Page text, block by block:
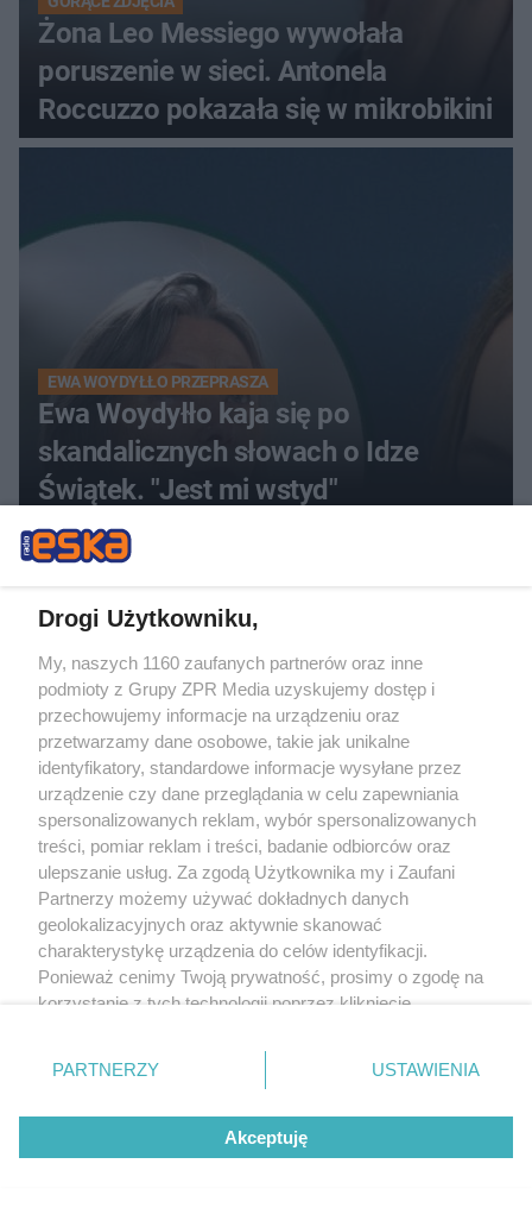
Żona Leo Messiego wywołała
poruszenie w sieci. Antonela
Roccuzzo pokazała się w mikrobikini
EWA WOYDYŁŁO PRZEPRASZA
Ewa Woydyłło kaja się po
skandalicznych słowach o Idze
Świątek. "Jest mi wstyd"
ZOBACZ WIĘCEJ
Drogi Użytkowniku,
My, naszych 1160 zaufanych partnerów oraz inne
podmioty z Grupy ZPR Media uzyskujemy dostęp i
przechowujemy informacje na urządzeniu oraz
przetwarzamy dane osobowe, takie jak unikalne
identyfikatory, standardowe informacje wysyłane przez
urządzenie czy dane przeglądania w celu zapewniania
spersonalizowanych reklam, wybór spersonalizowanych
treści, pomiar reklam i treści, badanie odbiorców oraz
ulepszanie usług. Za zgodą Użytkownika my i Zaufani
Partnerzy możemy używać dokładnych danych
geolokalizacyjnych oraz aktywnie skanować
charakterystykę urządzenia do celów identyfikacji.
Ponieważ cenimy Twoją prywatność, prosimy o zgodę na
korzystanie z tych technologii poprzez kliknięcie
zmienić/wycofać klikając przycisk ustawień prywatności
znajdujący się w lewym dolnym rogu strony
rodzaje przetwarzania danych nie wymagają zgody
użytkownika, ale masz prawo sprzeciwić się takiemu
przetwarzaniu. Preferencje będą miały zastosowanie tylko
PARTNERZY USTAWIENIA
Akceptuję